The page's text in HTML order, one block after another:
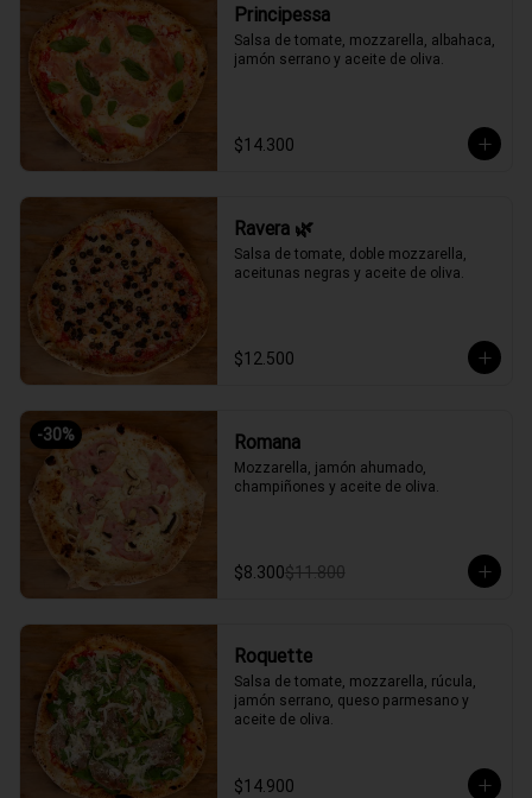
Principessa
Salsa de tomate, mozzarella, albahaca,
jamón serrano y aceite de oliva.
$14.300
Ravera 🌿
Salsa de tomate, doble mozzarella,
aceitunas negras y aceite de oliva.
$12.500
-30% Romana
Mozzarella, jamón ahumado,
champiñones y aceite de oliva.
$8.300$11.800
Roquette
Salsa de tomate, mozzarella, rúcula,
jamón serrano, queso parmesano y
aceite de oliva.
$14.900